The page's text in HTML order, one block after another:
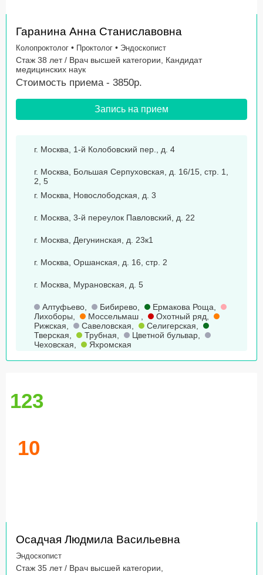
Гаранина Анна Станиславовна
Колопроктолог • Проктолог • Эндоскопист
Стаж 38 лет / Врач высшей категории, Кандидат
медицинских наук
Стоимость приема - 3850р.
Запись на прием
г. Москва, 1-й Колобовский пер., д. 4
г. Москва, Большая Серпуховская, д. 16/15, стр. 1,
2, 5
г. Москва, Новослободская, д. 3
г. Москва, 3-й переулок Павловский, д. 22
г. Москва, Дегунинская, д. 23к1
г. Москва, Оршанская, д. 16, стр. 2
г. Москва, Мурановская, д. 5
Алтуфьево, Бибирево, Ермакова Роща,
Лихоборы, Моссельмаш , Охотный ряд,
Рижская, Савеловская, Селигерская,
Тверская, Трубная, Цветной бульвар,
Чеховская, Яхромская
123
10
Осадчая Людмила Васильевна
Эндоскопист
Стаж 35 лет / Врач высшей категории,